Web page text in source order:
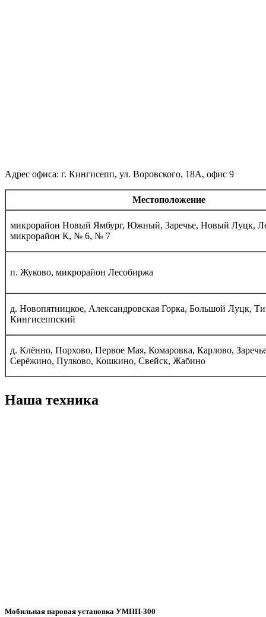
Адрес офиса: г. Кингисепп, ул. Воровского, 18А, офис 9
Местоположение
микрорайон Новый Ямбург, Южный, Заречье, Новый Луцк,
микрорайон К, № 6, № 7
п. Жуково, микрорайон Лесобиржа
д. Новопятницкое, Александровская Горка, Большой Луцк,
Кингисеппский
д. Клённо, Порхово, Первое Мая, Комаровка, Карлово,
Серёжино, Пулково, Кошкино, Свейск, Жабино
Наша техника
Мобильная паровая установка УМПП-300